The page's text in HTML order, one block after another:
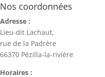
Nos coordonnées
Adresse :
Lieu-dit Lachaut,
rue de la Padrère
66370 Pézilla-la-rivière
Horaires :